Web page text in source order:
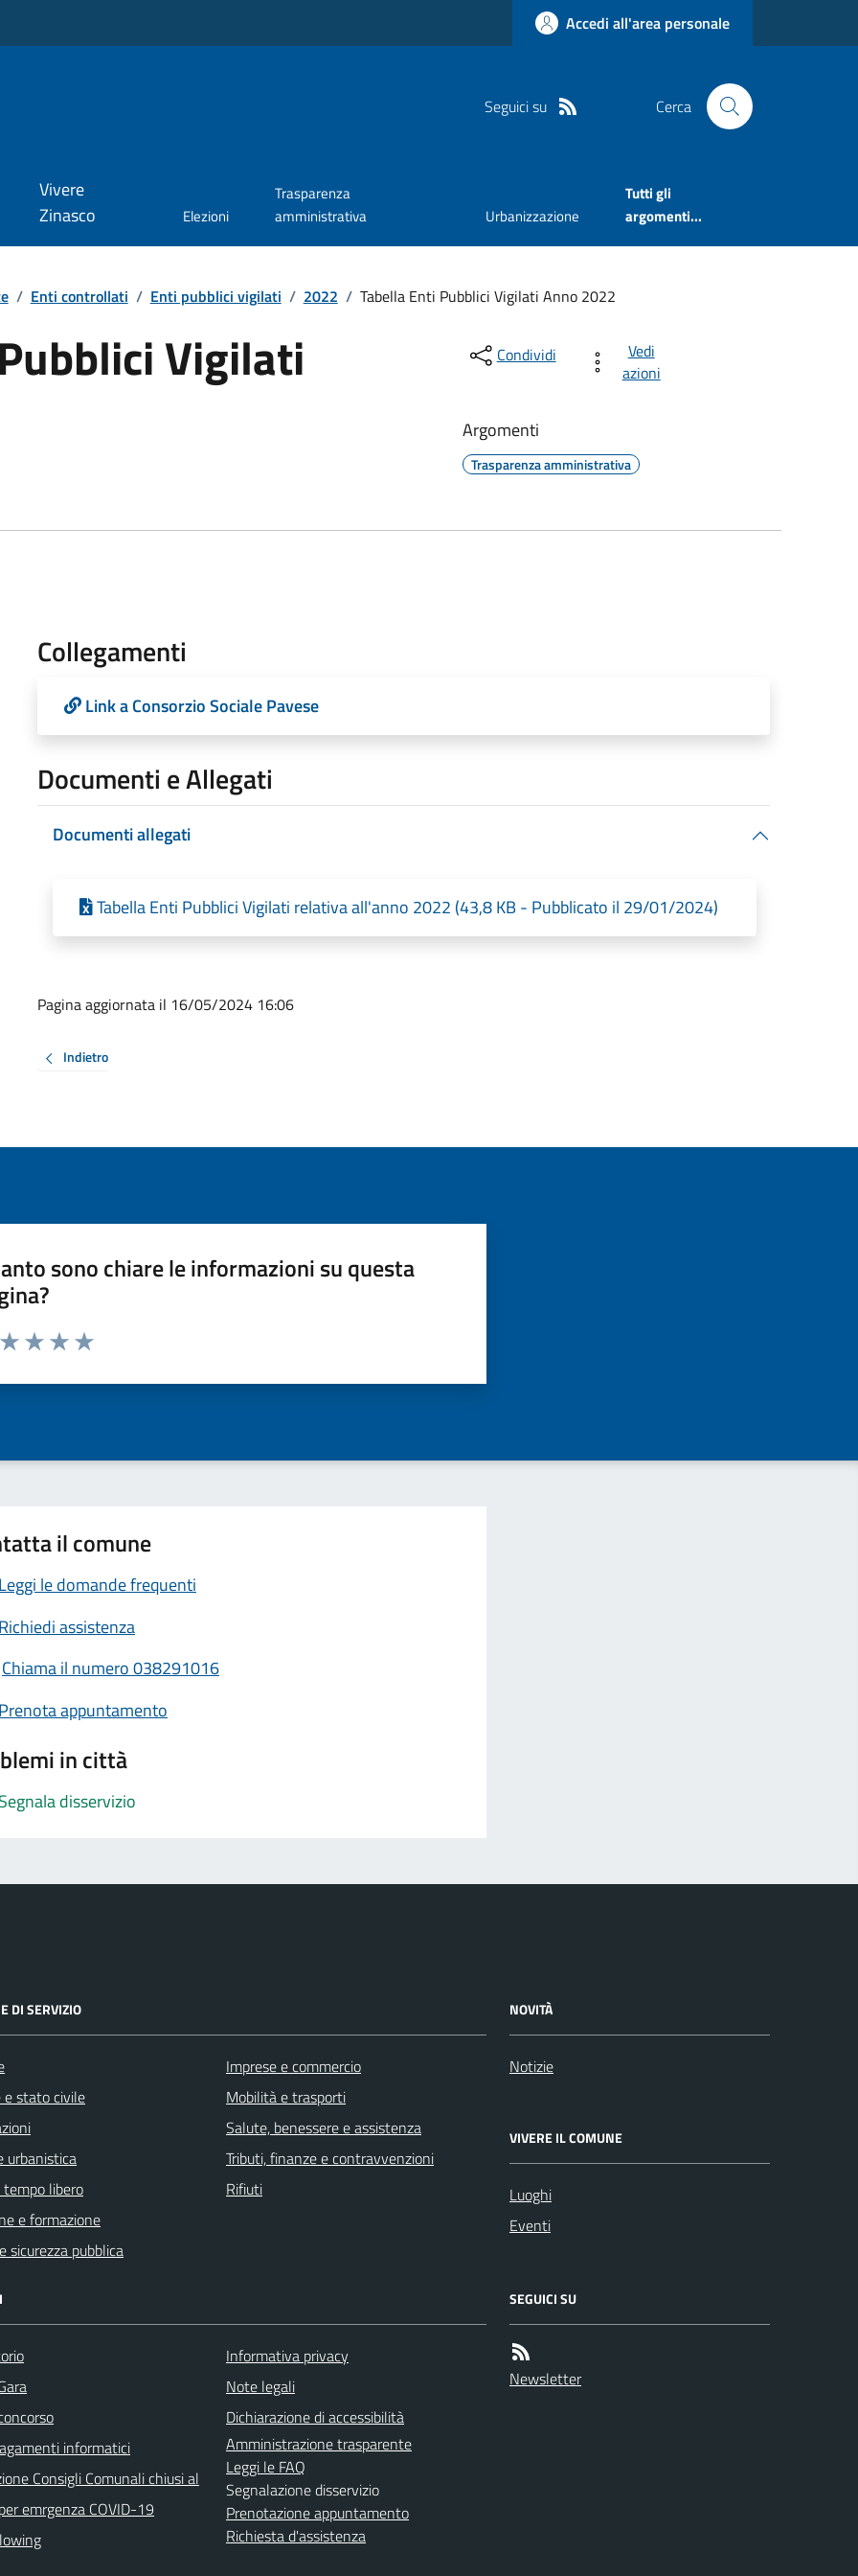
Accedi all'area personale
Seguici su Cerca
Vivere
Zinasco
Elezioni
Trasparenza
amministrativa
Urbanizzazione
Tutti gli
argomenti...
/ Enti controllati / Enti pubblici vigilati / 2022 / Tabella Enti Pubblici Vigilati Anno 2022
Vigilati Condividi
Vedi
azioni
Argomenti
Trasparenza amministrativa
Collegamenti
Link a Consorzio Sociale Pavese
Documenti e Allegati
Documenti allegati
Tabella Enti Pubblici Vigilati relativa all'anno 2022 (43,8 KB - Pubblicato il 29/01/2024)
Pagina aggiornata il 16/05/2024 16:06
Indietro
sono chiare le informazioni su questa
da 1 a 5 stelle la pagina
il comune
le domande frequenti
assistenza
Chiama il numero 038291016
appuntamento
in città
disservizio
DI SERVIZIO
e stato civile
urbanistica
libero
e formazione
sicurezza pubblica
Imprese e commercio
Mobilità e trasporti
Salute, benessere e assistenza
Tributi, finanze e contravvenzioni
Rifiuti
NOVITÀ
Notizie
VIVERE IL COMUNE
Luoghi
Eventi
informatici
Consigli Comunali chiusi al
emrgenza COVID-19
Informativa privacy
Note legali
Dichiarazione di accessibilità
Amministrazione trasparente
Leggi le FAQ
Segnalazione disservizio
Prenotazione appuntamento
Richiesta d'assistenza
SEGUICI SU
Newsletter